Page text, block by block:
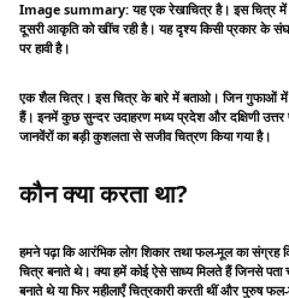
Image summary: यह एक रेखाचित्र है। इस चित्र में
दूसरी आकृति को खींच रही है। यह दृश्य किसी प्रकार के
पर हावी है।
एक शैल चित्र। इस चित्र के बारे में बताओ। जिन गुफाओं में
हैं। इनमें कुछ सुन्दर उदाहरण मध्य प्रदेश और दक्षिणी
जानवेंरों का बड़ी कुशलता से सजीव चित्रण किया गया है।
कौन क्या करता था?
हमने पढ़ा कि आरंभिक लोग शिकार तथा फल-मूल का
चित्र बनाते थे। क्या हमें कोई ऐसे साध्य मिलते हैं जिनसे पता
बनाते थे या फिर महीलाएँ चित्रकारी करती थीं और पुरुष